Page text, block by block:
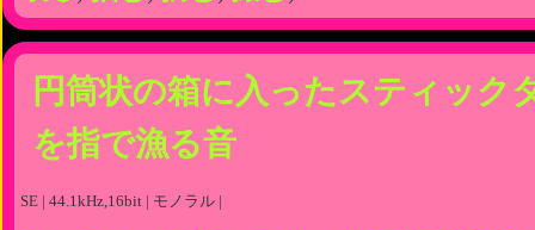
円筒状の箱に入ったスティック
を指で漁る音
SE | 44.1kHz,16bit | モノラル |